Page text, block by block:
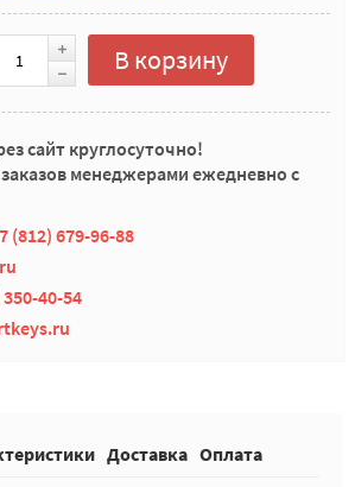
В корзину
сайт круглосуточно!
менеджерами ежедневно с
7 (812) 679-96-88
40-54
Доставка Оплата